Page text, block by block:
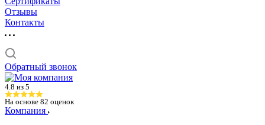
Отзывы
Контакты
Обратный звонок
4.8 из 5
На основе 82 оценок
Компания